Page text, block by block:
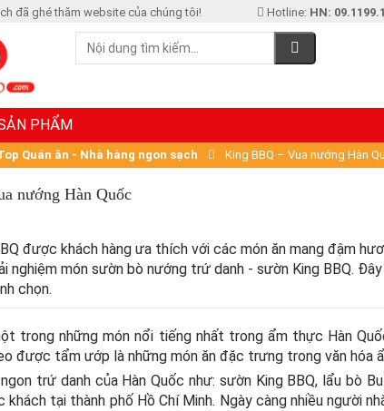
đã ghé thăm website của chúng tôi! Hotline: HN:
PHẨM
Quán ăn - Nhà hàng ngon sạch King BBQ – Vua nướng Hàn
nướng Hàn Quốc
được khách hàng ưa thích với các món ăn mang đậm
nghiệm món sườn bò nướng trứ danh - sườn King BBQ.
chọn.
trong những món nổi tiếng nhất trong ẩm thực Hàn
được tẩm ướp là những món ăn đặc trưng trong văn hóa
trứ danh của Hàn Quốc như: sườn King BBQ, lẩu bò
tại thành phố Hồ Chí Minh. Ngày càng nhiều người